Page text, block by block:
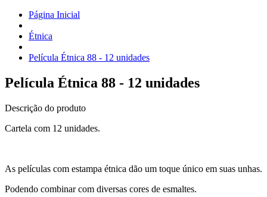
Página Inicial
Étnica
Película Étnica 88 - 12 unidades
Película Étnica 88 - 12 unidades
Descrição do produto
Cartela com 12 unidades.
As películas com estampa étnica dão um toque único em suas unhas.
Podendo combinar com diversas cores de esmaltes.